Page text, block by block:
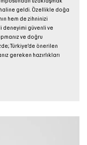
geldi. Özellikle doğa
hem de zihninizi
deneyimi güvenli ve
ve doğru
Türkiye’de önerilen
gereken hazırlıkları